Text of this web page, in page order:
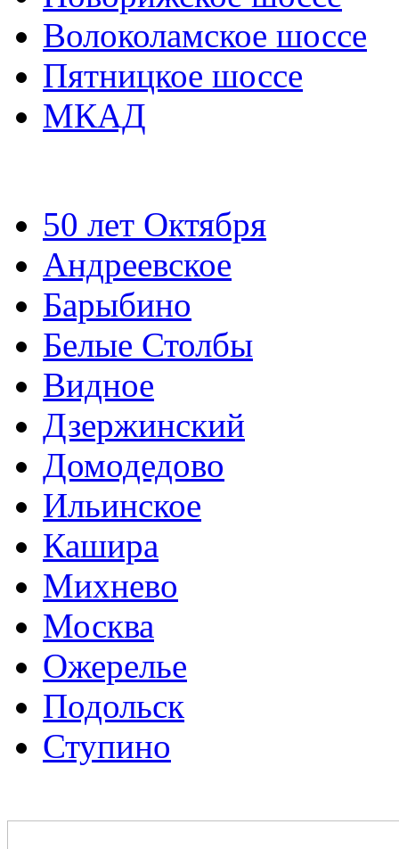
Волоколамское шоссе
Пятницкое шоссе
МКАД
50 лет Октября
Андреевское
Барыбино
Белые Столбы
Видное
Дзержинский
Домодедово
Ильинское
Кашира
Михнево
Москва
Ожерелье
Подольск
Ступино